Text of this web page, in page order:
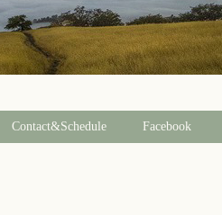
Contact&Schedule Facebook